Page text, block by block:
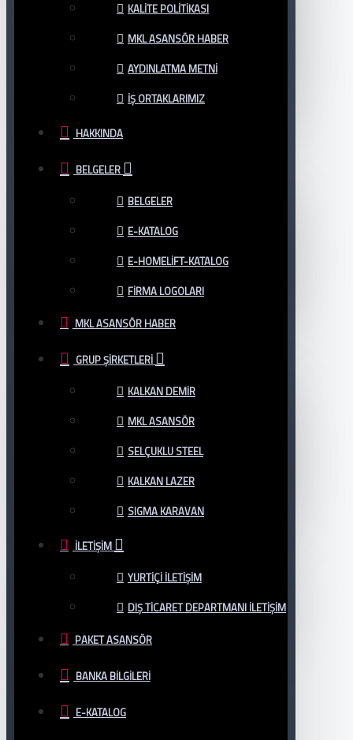
KALITE POLITIKASI
MKL ASANSÖR HABER
AYDINLATMA METNI
İŞ ORTAKLARIMIZ
HAKKINDA
BELGELER
BELGELER
E-KATALOG
E-HOMELIFT-KATALOG
FIRMA LOGOLARI
MKL ASANSÖR HABER
GRUP ŞIRKETLERI
KALKAN DEMİR
MKL ASANSÖR
SELÇUKLU STEEL
KALKAN LAZER
SIGMA KARAVAN
İLETIŞIM
YURTIÇI İLETIŞIM
DIŞ TİCARET DEPARTMANI İLETİŞİM
PAKET ASANSÖR
BANKA BILGILERI
E-KATALOG